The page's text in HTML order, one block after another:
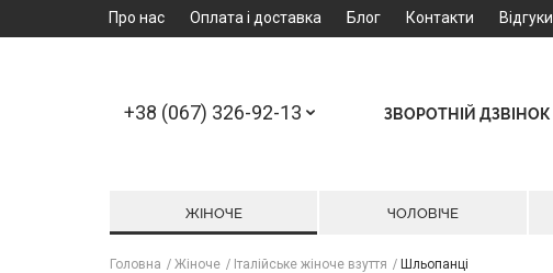
Про нас Оплата і доставка Блог Контакти Відгуки
+38 (067) 326-92-13 ЗВОРОТНІЙ ДЗВІНОК
ЖІНОЧЕ ЧОЛОВІЧЕ
Головна Жіноче Італійське жіноче взуття Шльопанці